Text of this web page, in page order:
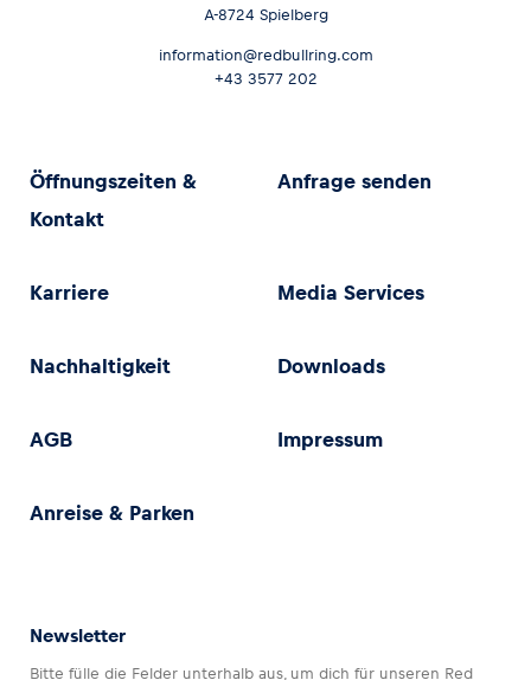
A-8724 Spielberg
information@redbullring.com
+43 3577 202
Öffnungszeiten &
Kontakt
Anfrage senden
Karriere Media Services
Nachhaltigkeit Downloads
AGB Impressum
Anreise & Parken
Newsletter
Bitte fülle die Felder unterhalb aus, um dich für unseren Red